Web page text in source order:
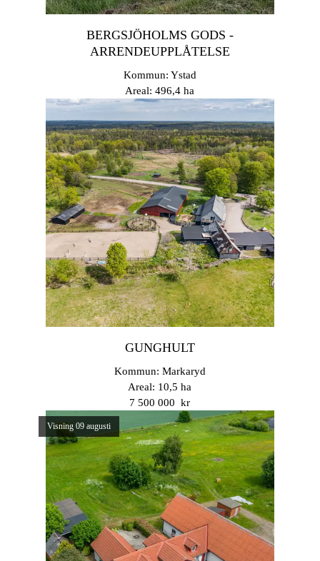
BERGSJÖHOLMS GODS -
ARRENDEUPPLÅTELSE
Kommun: Ystad
Areal: 496,4 ha
GUNGHULT
Kommun: Markaryd
Areal: 10,5 ha
7 500 000 kr
Visning 09 augusti